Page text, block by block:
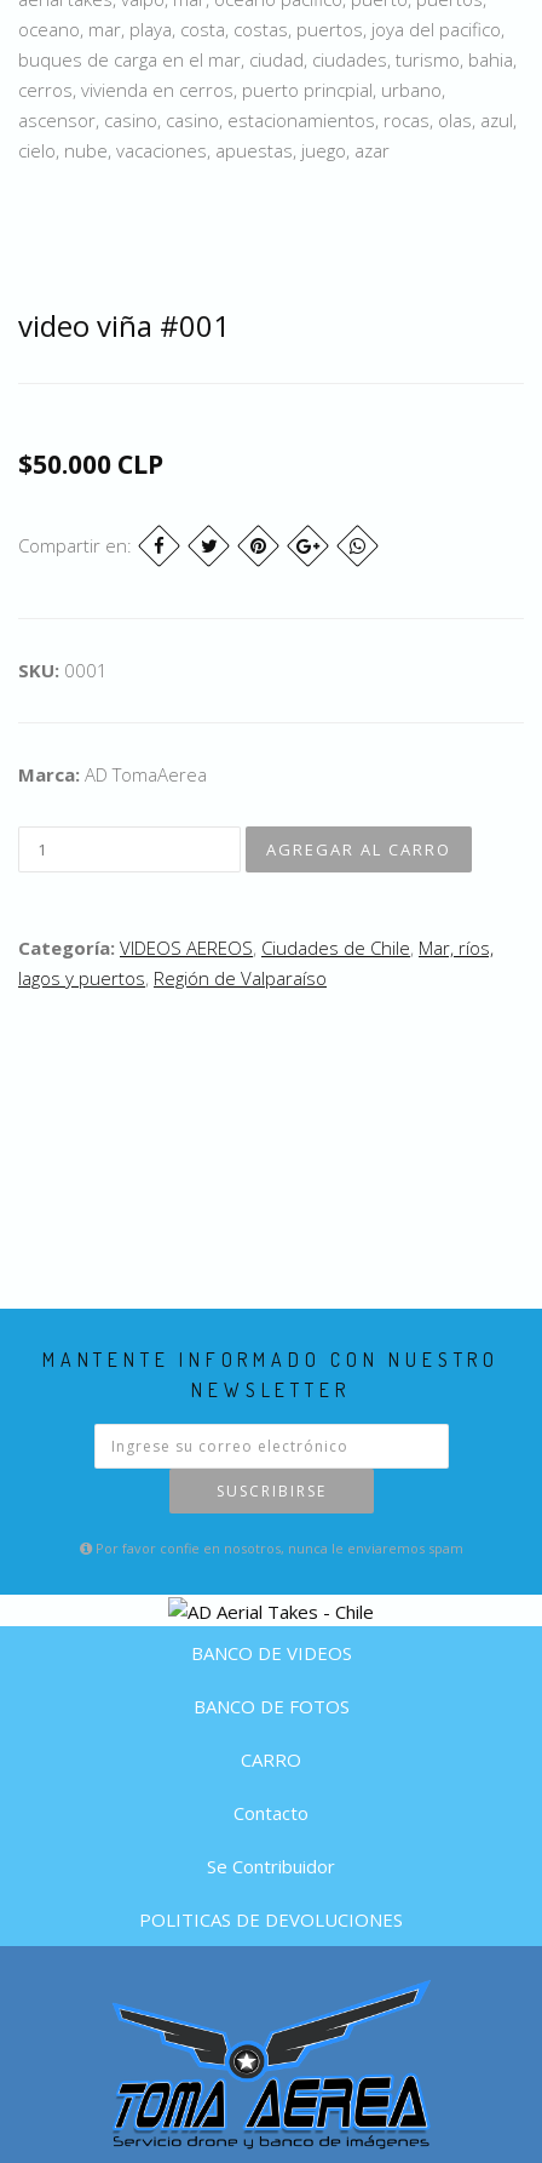
oceano, mar, playa, costa, costas, puertos, joya del pacifico,
buques de carga en el mar, ciudad, ciudades, turismo, bahia,
cerros, vivienda en cerros, puerto princpial, urbano,
ascensor, casino, casino, estacionamientos, rocas, olas, azul,
cielo, nube, vacaciones, apuestas, juego, azar
video viña #001
$50.000 CLP
Compartir en:
SKU: 0001
Marca: AD TomaAerea
Categoría: VIDEOS AEREOS, Ciudades de Chile, Mar, ríos,
lagos y puertos, Región de Valparaíso
MANTENTE INFORMADO CON NUESTRO
NEWSLETTER
SUSCRIBIRSE
Por favor confie en nosotros, nunca le enviaremos spam
BANCO DE VIDEOS
BANCO DE FOTOS
CARRO
Contacto
Se Contribuidor
POLITICAS DE DEVOLUCIONES